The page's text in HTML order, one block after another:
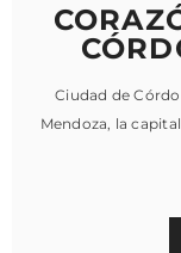
Ciudad de
Mendoza, la